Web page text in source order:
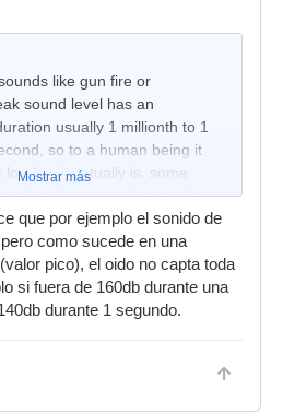
like gun fire or
sound level has an
usually 1 millionth to 1
so to a human being it
as it actually is, some
have a setting to alter
duration of 1 second
short the actual duration was,
160db for 1 hundreth of
db for 1 second, this is also
factor", here it is about 10, or
Mostrar más
que por ejemplo el sonido de
como sucede en una
pico), el oido no capta toda
si fuera de 160db durante una
durante 1 segundo.